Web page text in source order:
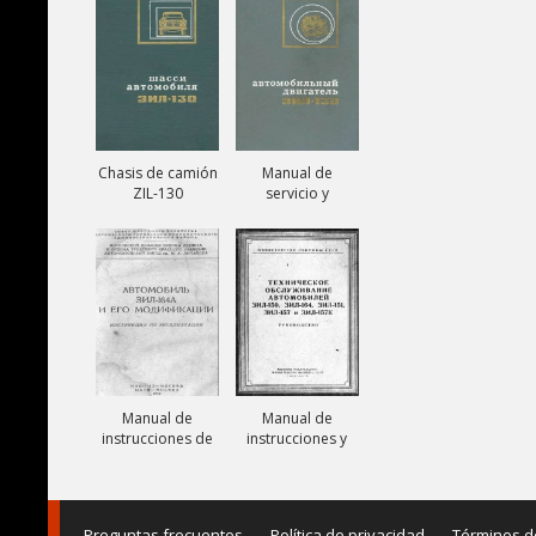
131V
Chasis de camión
ZIL-130
Manual de
servicio y
motor ZIL-130
Manual de
instrucciones de
Manual de
instrucciones y
150, ZIL-151, ZIL-